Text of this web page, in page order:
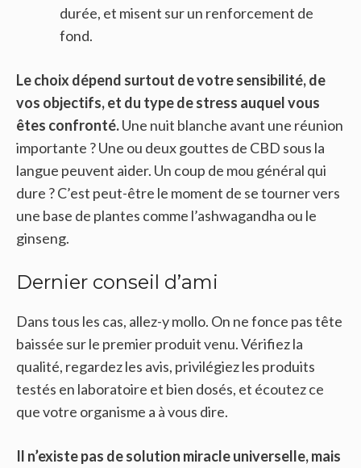
durée, et misent sur un renforcement de
fond.
Le choix dépend surtout de votre sensibilité, de
vos objectifs, et du type de stress auquel vous
êtes confronté.Une nuit blanche avant une réunion
importante ? Une ou deux gouttes de CBD sous la
langue peuvent aider. Un coup de mou général qui
dure ? C’est peut-être le moment de se tourner vers
une base de plantes comme l’ashwagandha ou le
ginseng.
Dernier conseil d’ami
Dans tous les cas, allez-y mollo. On ne fonce pas tête
baissée sur le premier produit venu. Vérifiez la
qualité, regardez les avis, privilégiez les produits
testés en laboratoire et bien dosés, et écoutez ce
que votre organisme a à vous dire.
Il n’existe pas de solution miracle universelle, mais